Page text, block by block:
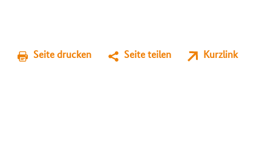
Seite drucken Seite teilen Kurzlink